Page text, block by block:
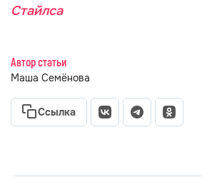
Стайлса
Автор статьи
Маша Семёнова
Ссылка